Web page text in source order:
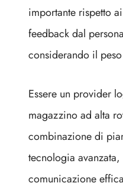
importante rispetto
feedback dal
considerando il
Essere un provider
magazzino ad alta
combinazione di
tecnologia
comunicazione